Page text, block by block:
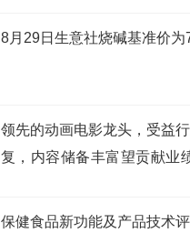
8月29日生意社烧碱基准价为
领先的动画电影龙头，受益
复，内容储备丰富望贡献
保健食品新功能及产品技术